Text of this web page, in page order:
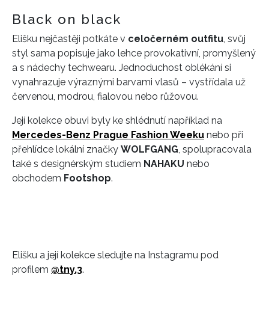
Black on black
Elišku nejčastěji potkáte v celočerném outfitu, svůj
styl sama popisuje jako lehce provokativní, promyšlený
a s nádechy techwearu. Jednoduchost oblékání si
vynahrazuje výraznými barvami vlasů – vystřídala už
červenou, modrou, fialovou nebo růžovou.
Její kolekce obuvi byly ke shlédnutí například na
Mercedes-Benz Prague Fashion Weeku nebo při
přehlídce lokální značky WOLFGANG, spolupracovala
také s designérským studiem NAHAKU nebo
obchodem Footshop.
Elišku a její kolekce sledujte na Instagramu pod
profilem @tny.3.